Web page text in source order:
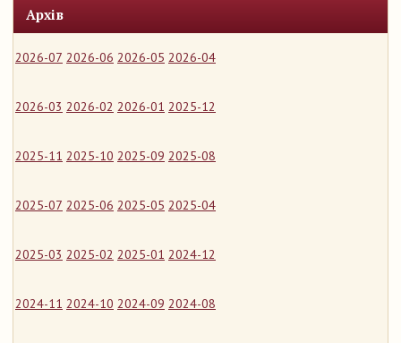
Архів
2026-07 2026-06 2026-05 2026-04
2026-03 2026-02 2026-01 2025-12
2025-11 2025-10 2025-09 2025-08
2025-07 2025-06 2025-05 2025-04
2025-03 2025-02 2025-01 2024-12
2024-11 2024-10 2024-09 2024-08